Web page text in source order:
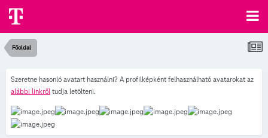
Főoldal
Szeretne hasonló avatart használni? A profilképként felhasználható avatarokat az
alábbi linkről tudja letölteni.